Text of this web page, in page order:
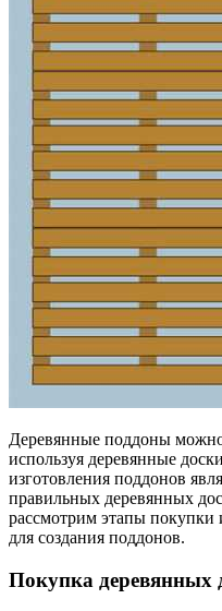
Деревянные поддоны
используя деревянные
изготовления поддонов
правильных деревянных
рассмотрим этапы покупки
для создания поддонов.
Покупка деревянных